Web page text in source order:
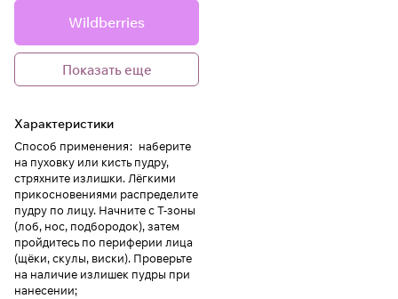
Wildberries
Показать еще
Характеристики
Способ применения: наберите
на пуховку или кисть пудру,
стряхните излишки. Лёгкими
прикосновениями распределите
пудру по лицу. Начните с Т-зоны
(лоб, нос, подбородок), затем
пройдитесь по периферии лица
(щёки, скулы, виски). Проверьте
на наличие излишек пудры при
нанесении;